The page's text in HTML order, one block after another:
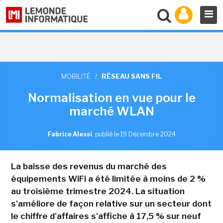
MOBILITÉ / RÉSEAU SANS FIL
Normalisation en vue pour le
marché WLAN
Fabrice Alessi, publié le 19 Décembre 2024
La baisse des revenus du marché des
équipements WiFi a été limitée à moins de 2 %
au troisième trimestre 2024. La situation
s'améliore de façon relative sur un secteur dont
le chiffre d'affaires s'affiche à 17,5 % sur neuf